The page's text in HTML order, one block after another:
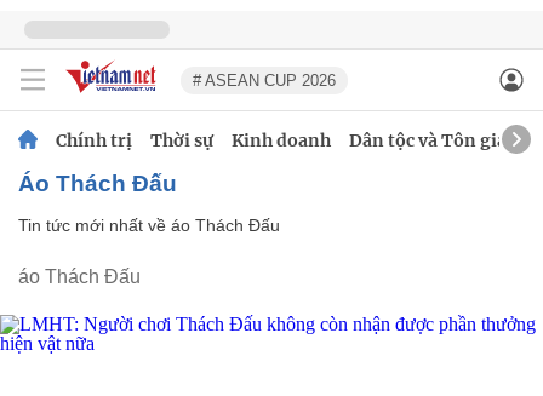
# ASEAN CUP 2026
Chính trị Thời sự Kinh doanh Dân tộc và Tôn giáo
áo Thách Đấu
Tin tức mới nhất về áo Thách Đấu
áo Thách Đấu